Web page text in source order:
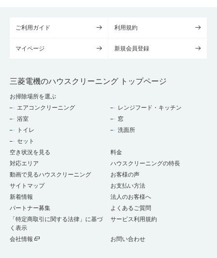
ご利用ガイド 利用規約
マイページ 新規会員登録
三菱電機のハウスクリーニング トップページ
お掃除場所を選ぶ
エアコンクリーニング
レンジフード・キッチン
浴室
窓
トイレ
洗面所
セット
空き状況を見る
料金
対応エリア
ハウスクリーニングの特長
動画で見るハウスクリーニング
お客様の声
サイトマップ
お支払い方法
新着情報
法人のお客様へ
パートナー募集
よくあるご質問
「特定商取引に関する法律」に基づ
く表示
サービス利用規約
会社情報 お問い合わせ